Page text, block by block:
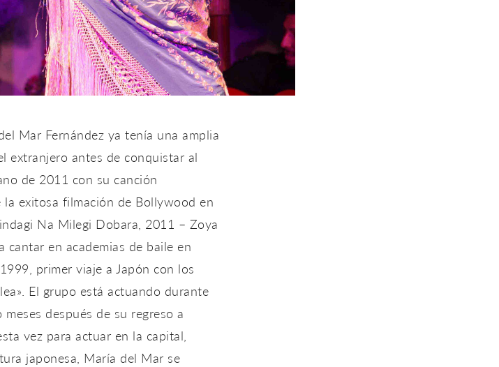
Mar Fernández ya tenía una amplia
extranjero antes de conquistar al
de 2011 con su canción
la exitosa filmación de Bollywood en
Na Milegi Dobara, 2011 – Zoya
cantar en academias de baile en
primer viaje a Japón con los
El grupo está actuando durante
después de su regreso a
vez para actuar en la capital,
japonesa, María del Mar se